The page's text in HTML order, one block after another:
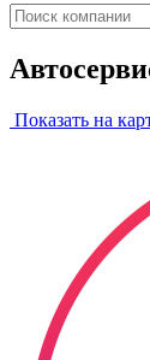
Показать на